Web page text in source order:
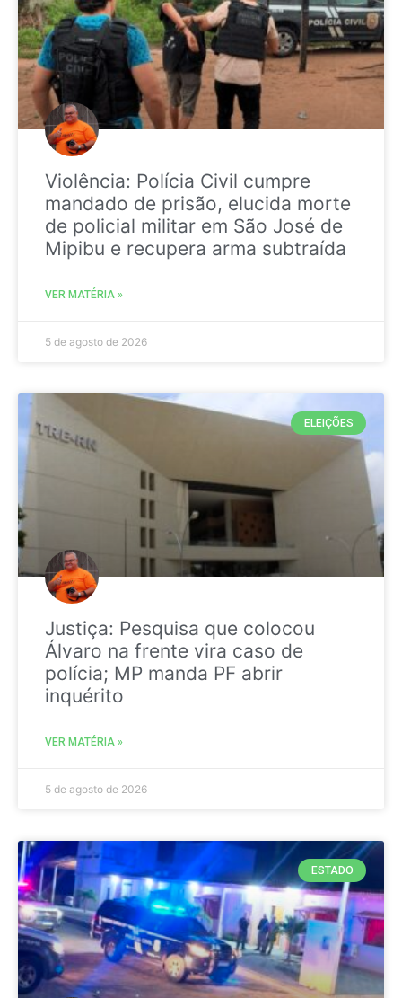
Violência: Polícia Civil cumpre
mandado de prisão, elucida morte
de policial militar em São José de
Mipibu e recupera arma subtraída
VER MATÉRIA »
5 de agosto de 2026
ELEIÇÕES
Justiça: Pesquisa que colocou
Álvaro na frente vira caso de
polícia; MP manda PF abrir
inquérito
VER MATÉRIA »
5 de agosto de 2026
ESTADO